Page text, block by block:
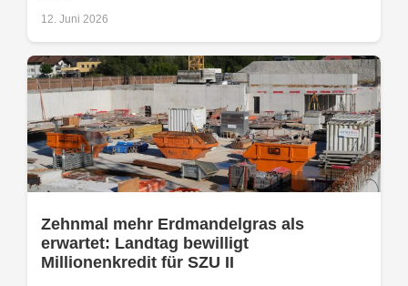
12. Juni 2026
Zehnmal mehr Erdmandelgras als
erwartet: Landtag bewilligt
Millionenkredit für SZU II